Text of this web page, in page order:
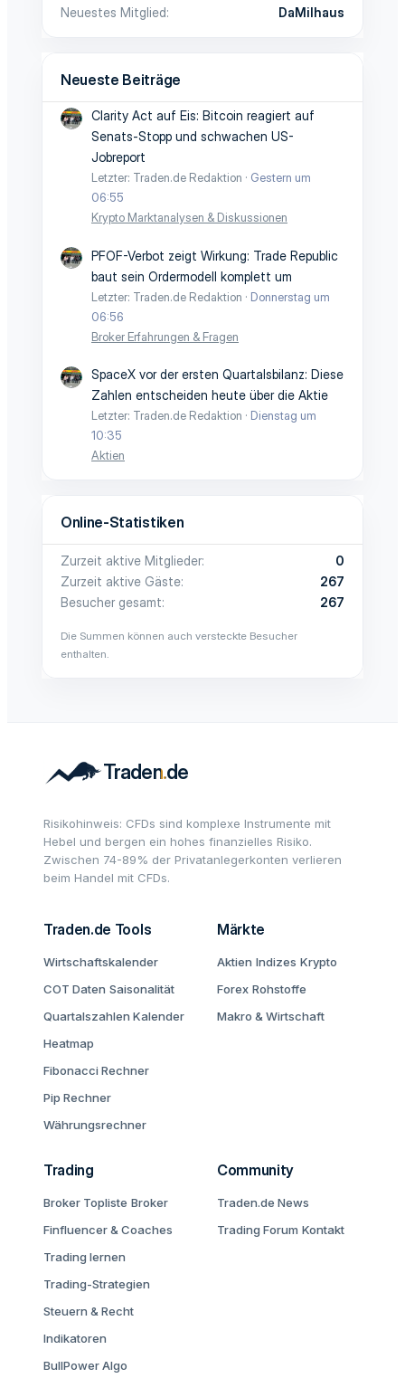
Neuestes Mitglied
DaMilhaus
Neueste Beiträge
Clarity Act auf Eis: Bitcoin reagiert auf
Senats-Stopp und schwachen US-
Jobreport
Letzter: Traden.de Redaktion
Gestern um
06:55
Krypto Marktanalysen & Diskussionen
PFOF-Verbot zeigt Wirkung: Trade Republic
baut sein Ordermodell komplett um
Letzter: Traden.de Redaktion
Donnerstag um
06:56
Broker Erfahrungen & Fragen
SpaceX vor der ersten Quartalsbilanz: Diese
Zahlen entscheiden heute über die Aktie
Letzter: Traden.de Redaktion
Dienstag um
10:35
Aktien
Online-Statistiken
Zurzeit aktive Mitglieder
0
Zurzeit aktive Gäste
267
Besucher gesamt
267
Die Summen können auch versteckte Besucher
enthalten.
Risikohinweis: CFDs sind komplexe Instrumente mit
Hebel und bergen ein hohes finanzielles Risiko.
Zwischen 74-89% der Privatanlegerkonten verlieren
beim Handel mit CFDs.
Traden.de Tools
Wirtschaftskalender
COT Daten Saisonalität
Quartalszahlen Kalender
Heatmap
Fibonacci Rechner
Pip Rechner
Währungsrechner
Märkte
Aktien Indizes Krypto
Forex Rohstoffe
Makro & Wirtschaft
Trading
Broker Topliste Broker
Finfluencer & Coaches
Trading lernen
Trading-Strategien
Steuern & Recht
Indikatoren
BullPower Algo
Community
Traden.de News
Trading Forum Kontakt